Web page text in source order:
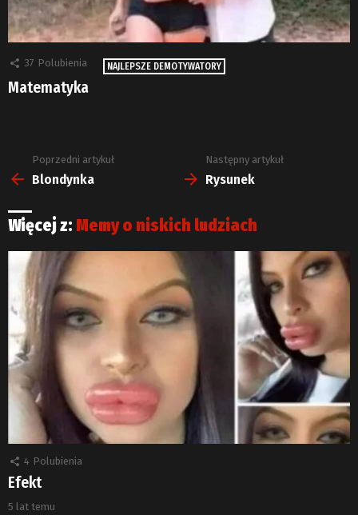
37 Polubienia NAJLEPSZE DEMOTYWATORY
Matematyka
Zobacz
więcej
Poprzedni artykuł
Blondynka
Następny artykuł
Rysunek
Więcej z: Memy o niskich ludziach
4 Polubienia
Efekt
5 lat temu